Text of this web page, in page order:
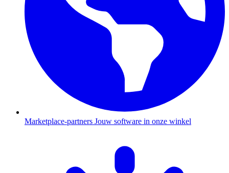
Marketplace-partners Jouw software in onze winkel